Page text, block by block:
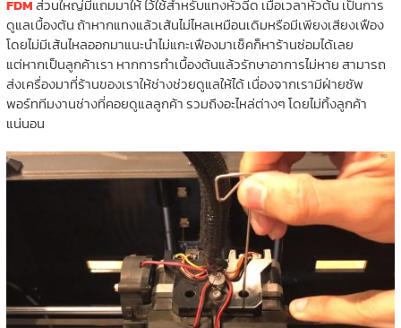
FDMส่วนใหญ่มีแถมมาให้ ไว้ใช้สำหรับแทงหัวฉีด เมื่อเวลาหัวต้น เป็นการ
ดูแลเบื้องต้น ถ้าหากแทงแล้วเส้นไม่ไหลเหมือนเดิมหรือมีเพียงเสียงเฟือง
โดยไม่มีเส้นไหลออกมาแนะนำไม่แกะเฟืองมาเช็คก็หาร้านซ่อมได้เลย
แต่หากเป็นลูกค้าเรา หากการทำเบื้องต้นแล้วรักษาอาการไม่หาย สามารถ
ส่งเครื่องมาที่ร้านของเราให้ช่างช่วยดูแลให้ได้ เนื่องจากเรามีฝ่ายซัพ
พอร์ททีมงานช่างที่คอยดูแลลูกค้า รวมถึงอะไหล่ต่างๆ โดยไม่ทิ้งลูกค้า
แน่นอน